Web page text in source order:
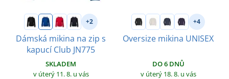
+2
Dámská mikina na zip s
kapucí Club JN775
SKLADEM
v úterý 11. 8. u vás
+4
Oversize mikina UNISEX
DO 6 DNŮ
v úterý 18. 8. u vás